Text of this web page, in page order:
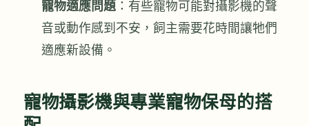
寵物適應問題：有些寵物可能對攝影機的聲
音或動作感到不安，飼主需要花時間讓牠們
適應新設備。
寵物攝影機與專業寵物保母的搭